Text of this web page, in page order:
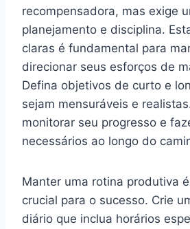
recompensadora, mas exige
planejamento e disciplina.
claras é fundamental para
direcionar seus esforços de
Defina objetivos de curto e
sejam mensuráveis e
monitorar seu progresso e
necessários ao longo do
Manter uma rotina produtiva
crucial para o sucesso. Crie
diário que inclua horários